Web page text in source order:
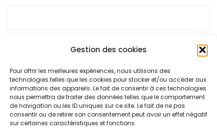
Gestion des cookies
Pour offrir les meilleures expériences, nous utilisons des
technologies telles que les cookies pour stocker et/ou accéder aux
informations des appareils. Le fait de consentir à ces technologies
nous permettra de traiter des données telles que le comportement
de navigation ou les ID uniques sur ce site. Le fait de ne pas
consentir ou de retirer son consentement peut avoir un effet négatif
sur certaines caractéristiques et fonctions.
Ce site utilise Akismet pour réduire les indésirables.
plus sur la façon dont les données de vos commentaires sont
traitées.